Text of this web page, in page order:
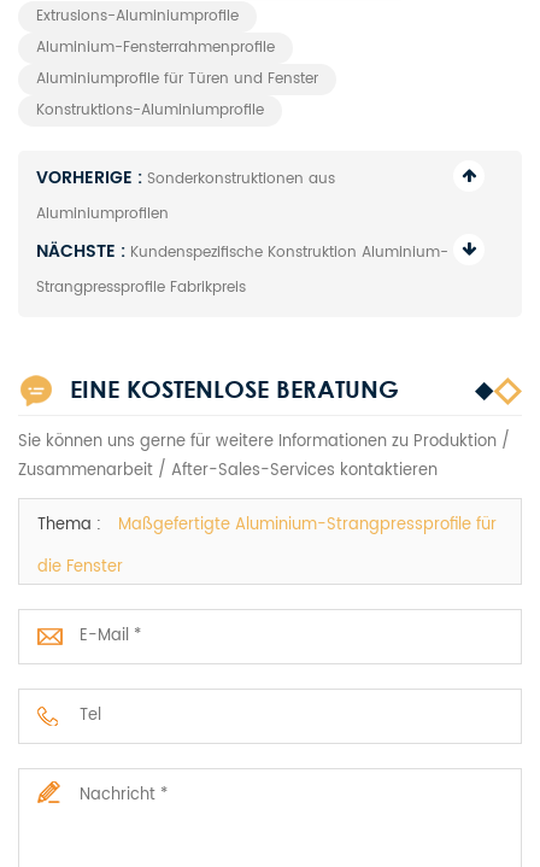
Extrusions-Aluminiumprofile
Aluminium-Fensterrahmenprofile
Aluminiumprofile für Türen und Fenster
Konstruktions-Aluminiumprofile
VORHERIGE : Sonderkonstruktionen aus
Aluminiumprofilen
NÄCHSTE : Kundenspezifische Konstruktion Aluminium-
Strangpressprofile Fabrikpreis
EINE KOSTENLOSE BERATUNG
Sie können uns gerne für weitere Informationen zu Produktion /
Zusammenarbeit / After-Sales-Services kontaktieren
Thema :
Maßgefertigte Aluminium-Strangpressprofile für
die Fenster